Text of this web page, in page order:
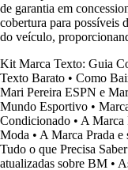
de garantia em
cobertura para possíveis
do veículo,
Kit Marca Texto: Guia
Texto Barato • Como
Mari Pereira ESPN e
Mundo Esportivo •
Condicionado • A Marca
Moda • A Marca Prada e
Tudo o que Precisa
atualizadas sobre BM •